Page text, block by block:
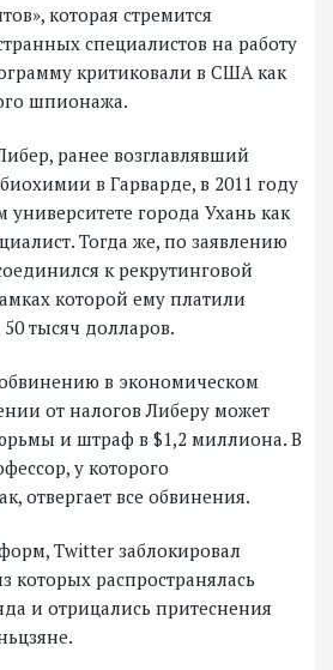
которая стремится
специалистов на работу
критиковали в США как
шпионажа.
ранее возглавлявший
в Гарварде, в 2011 году
университете города Ухань как
Тогда же, по заявлению
к рекрутинговой
которой ему платили
тысяч долларов.
в экономическом
от налогов Либеру может
и штраф в $1,2 миллиона. В
у которого
отвергает все обвинения.
Twitter заблокировал
которых распространялась
и отрицались притеснения